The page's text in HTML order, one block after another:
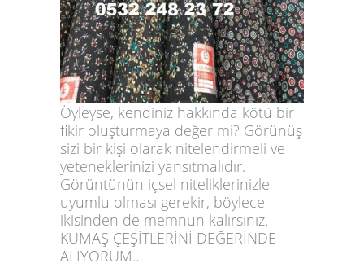
Öyleyse, kendiniz hakkında kötü bir
fikir oluşturmaya değer mi? Görünüş
sizi bir kişi olarak nitelendirmeli ve
yeteneklerinizi yansıtmalıdır.
Görüntünün içsel niteliklerinizle
uyumlu olması gerekir, böylece
ikisinden de memnun kalırsınız.
KUMAŞ ÇEŞİTLERİNİ DEĞERİNDE
ALIYORUM…